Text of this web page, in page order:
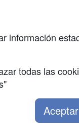
información
todas las